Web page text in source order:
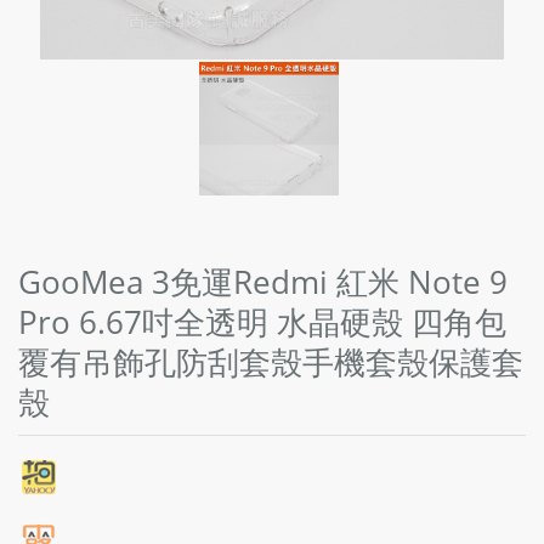
GooMea 3免運Redmi 紅米 Note 9
Pro 6.67吋全透明 水晶硬殼 四角包
覆有吊飾孔防刮套殼手機套殼保護套
殼